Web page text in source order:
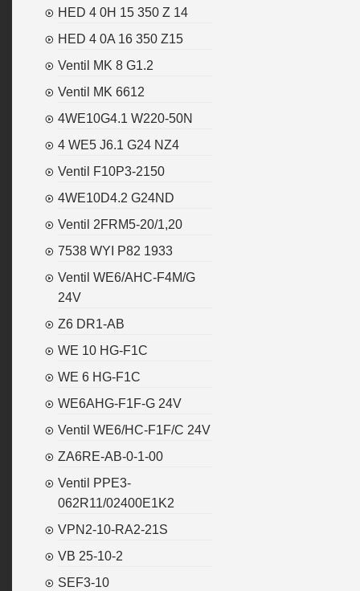
HED 4 0H 15 350 Z 14
HED 4 0A 16 350 Z15
Ventil MK 8 G1.2
Ventil MK 6612
4WE10G4.1 W220-50N
4 WE5 J6.1 G24 NZ4
Ventil F10P3-2150
4WE10D4.2 G24ND
Ventil 2FRM5-20/1,20
7538 WYI P82 1933
Ventil WE6/AHC-F4M/G
24V
Z6 DR1-AB
WE 10 HG-F1C
WE 6 HG-F1C
WE6AHG-F1F-G 24V
Ventil WE6/HC-F1F/C 24V
ZA6RE-AB-0-1-00
Ventil PPE3-
062R11/02400E1K2
VPN2-10-RA2-21S
VB 25-10-2
SEF3-10